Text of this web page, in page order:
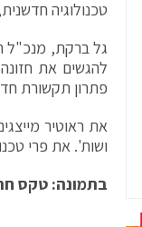
טכנולוגיה
פתרון תקשורת
את ראוטיר
ושות'. את פרי
בתמונה: טקס